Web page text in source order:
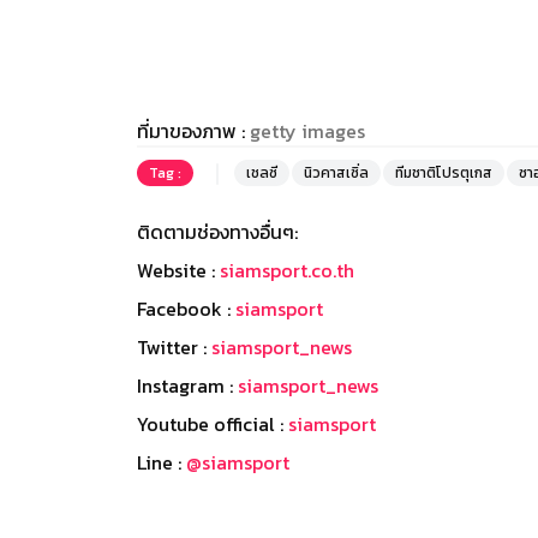
ที่มาของภาพ : getty images
Tag : เชลซี นิวคาสเซิ่ล ทีมชาติโปรตุเกส ซา
ติดตามช่องทางอื่นๆ:
Website : siamsport.co.th
Facebook : siamsport
Twitter : siamsport_news
Instagram : siamsport_news
Youtube official : siamsport
Line : @siamsport